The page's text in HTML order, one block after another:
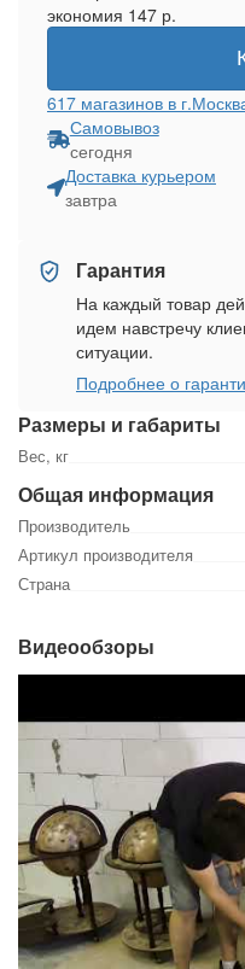
Размеры и габариты
Вес, кг
Общая информация
Производитель
Артикул производителя
Страна
Видеообзоры
экономия 147 р.
617 магазинов в
Самовывоз
сегодня
Доставка курьером
завтра
Гарантия
На каждый товар
идем навстречу
ситуации.
Подробнее о